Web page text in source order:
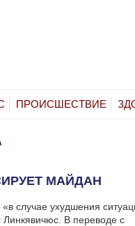
ПРОИСШЕСТВИЕ
МАЙДАН
«в случае ухудшения
В переводе с